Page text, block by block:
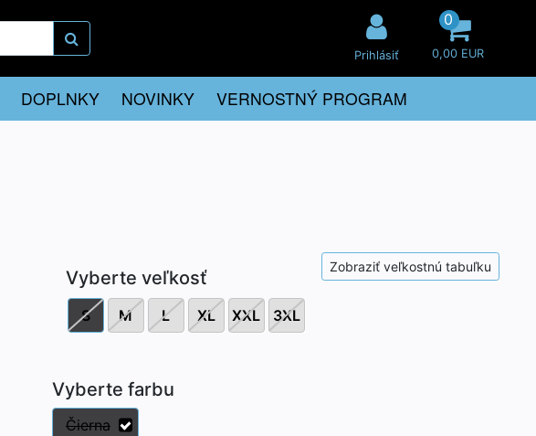
Prihlásiť
0
0,00 EUR
DOPLNKY NOVINKY VERNOSTNÝ PROGRAM
Zobraziť veľkostnú tabuľku
Vyberte veľkosť
S M L XL XXL 3XL
Vyberte farbu
Čierna